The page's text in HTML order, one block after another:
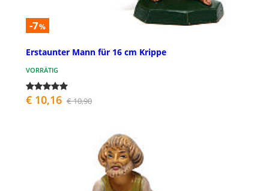
-7%
Erstaunter Mann für 16 cm Krippe
VORRÄTIG
€ 10,16 € 10,90